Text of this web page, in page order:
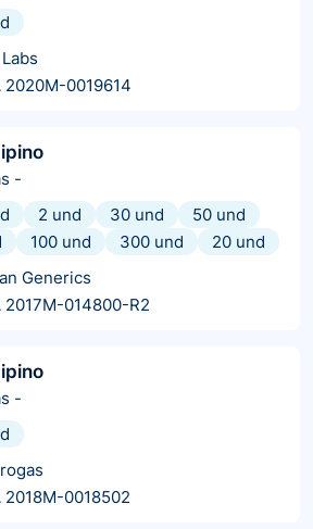
2020M-0019614
-
2 und 30 und
50 und
100 und 300 und
20 und
Generics
2017M-014800-R2
-
2018M-0018502